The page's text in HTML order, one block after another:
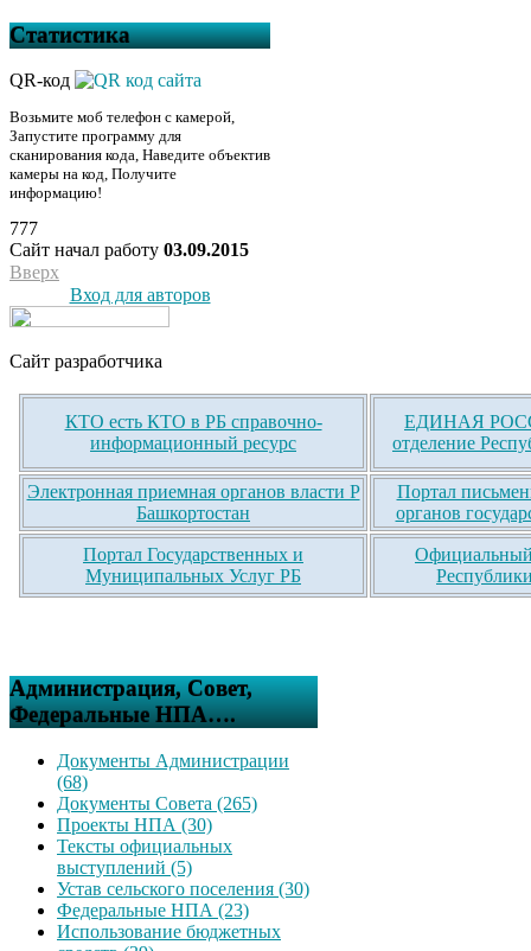
Статистика
QR-код
Возьмите моб телефон с камерой,
Запустите программу для
сканирования кода, Наведите объектив
камеры на код, Получите
информацию!
777
Сайт начал работу 03.09.2015
Вверх
Вход для авторов
Сайт разработчика
КТО есть КТО в РБ справочно-
информационный ресурс
ЕДИНАЯ
отделение
Электронная приемная органов власти Р
Башкортостан
Портал
органов
Портал Государственных и
Муниципальных Услуг РБ
Официальный
Администрация, Совет,
Федеральные НПА….
Документы Администрации
(68)
Документы Совета (265)
Проекты НПА (30)
Тексты официальных
выступлений (5)
Устав сельского поселения (30)
Федеральные НПА (23)
Использование бюджетных